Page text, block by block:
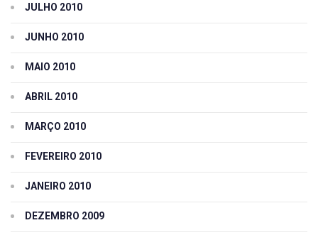
JULHO 2010
JUNHO 2010
MAIO 2010
ABRIL 2010
MARÇO 2010
FEVEREIRO 2010
JANEIRO 2010
DEZEMBRO 2009